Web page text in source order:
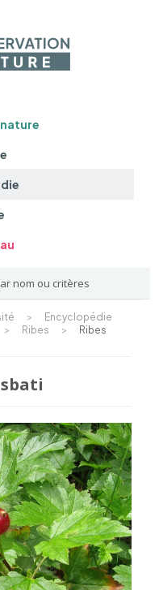
nom ou critères
>
Encyclopédie
> Ribes >
Ribes